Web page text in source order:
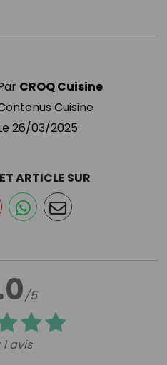
CROQ Cuisine
Cuisine
26/03/2025
/5
avis
ARTICLE SUR